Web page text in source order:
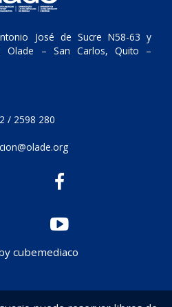
José de Sucre N58-63 y
Olade – San Carlos, Quito –
/ 2598 280
cubemediaco